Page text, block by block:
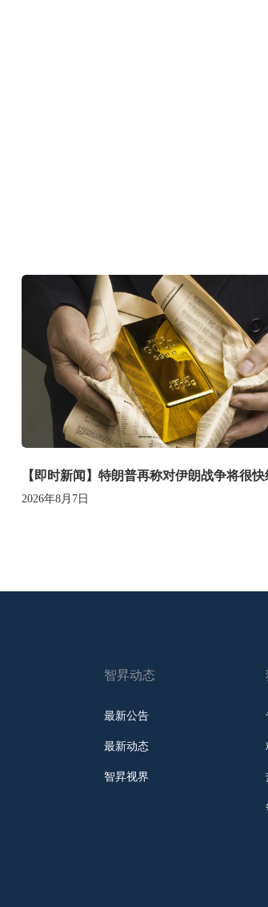
【即时新闻】特朗普再称对伊朗战争将很
2026年8月7日
智昇动态
最新公告
最新动态
智昇视界